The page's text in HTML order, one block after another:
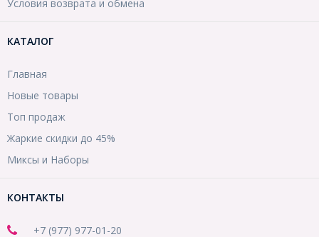
Условия возврата и обмена
КАТАЛОГ
Главная
Новые товары
Топ продаж
Жаркие скидки до 45%
Миксы и Наборы
КОНТАКТЫ
+7 (977) 977-01-20